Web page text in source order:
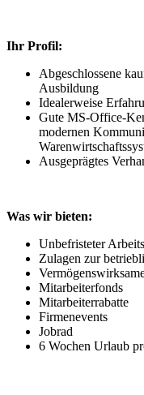
Ihr Profil:
Abgeschlossene
Ausbildung
Idealerweise
Gute MS-Office-
modernen
Ausgeprägtes
Was wir bieten:
Unbefristeter
Zulagen zur
Mitarbeiterfonds
Mitarbeiterrabatte
Firmenevents
Jobrad
6 Wochen Urlaub